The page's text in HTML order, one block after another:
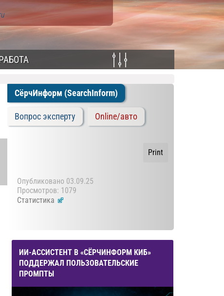
СёрчИнформ (SearchInform)
Вопрос эксперту Online/авто
Print
Опубликовано 03.09.25
Просмотров: 1079
Статистика
ИИ-АССИСТЕНТ В «СЁРЧИНФОРМ КИБ»
ПОДДЕРЖАЛ ПОЛЬЗОВАТЕЛЬСКИЕ
ПРОМПТЫ